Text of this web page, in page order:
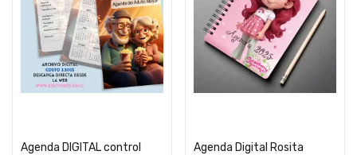
Agenda DIGITAL control
Agenda Digital Rosita